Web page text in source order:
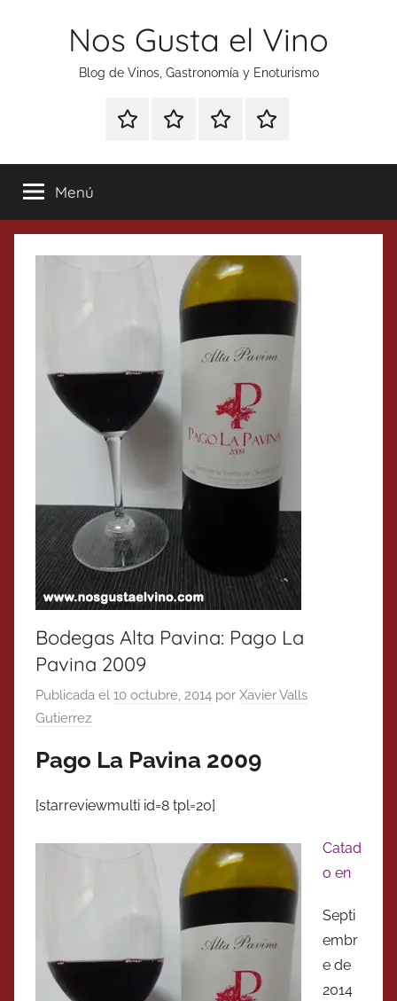
Nos Gusta el Vino
Blog de Vinos, Gastronomía y Enoturismo
Especial
Tonics
Enoturismo
Gastronomía
RankingContacto
Menú
Bodegas Alta Pavina: Pago La
Pavina 2009
Publicada el 10 octubre, 2014 por Xavier Valls
Gutierrez
Pago La Pavina 2009
[starreviewmulti id=8 tpl=20]
Catad
o en
Septi
embr
e de
2014